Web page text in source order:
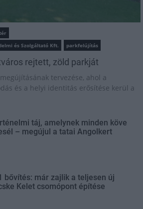
és Szolgáltató Kft.
parkfelújítás
rejtett, zöld parkját
tervezése, ahol a
és a helyi identitás erősítése kerül a
táj, amelynek minden köve
– megújul a tatai Angolkert
bővítés: már zajlik a teljesen új
Kelet csomópont építése